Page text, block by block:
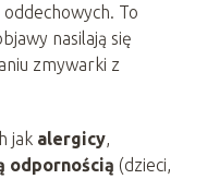
To
nasilają się
zmywarki z
jak alergicy,
odpornością (dzieci,